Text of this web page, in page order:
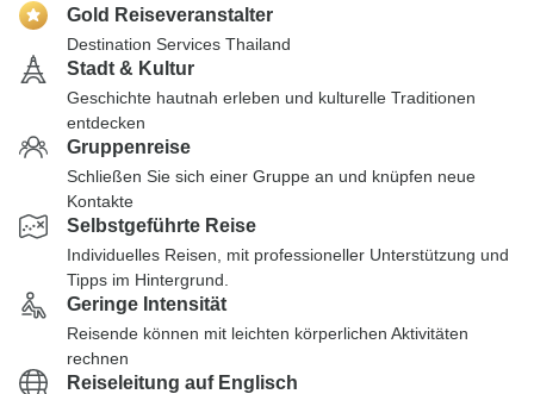
Gold Reiseveranstalter
Destination Services Thailand
Stadt & Kultur
Geschichte hautnah erleben und kulturelle Traditionen
entdecken
Gruppenreise
Schließen Sie sich einer Gruppe an und knüpfen neue
Kontakte
Selbstgeführte Reise
Individuelles Reisen, mit professioneller Unterstützung und
Tipps im Hintergrund.
Geringe Intensität
Reisende können mit leichten körperlichen Aktivitäten
rechnen
Reiseleitung auf Englisch